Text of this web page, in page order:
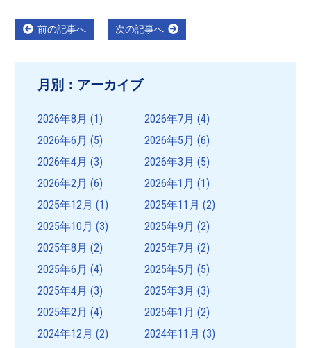
投 前の記事へPrevious
post:
次の記事へ
Next
post:
月別：アーカイブ
2026年8月 (1) 2026年7月 (4)
2026年6月 (5) 2026年5月 (6)
2026年4月 (3) 2026年3月 (5)
2026年2月 (6) 2026年1月 (1)
2025年12月 (1) 2025年11月 (2)
2025年10月 (3) 2025年9月 (2)
2025年8月 (2) 2025年7月 (2)
2025年6月 (4) 2025年5月 (5)
2025年4月 (3) 2025年3月 (3)
2025年2月 (4) 2025年1月 (2)
2024年12月 (2) 2024年11月 (3)